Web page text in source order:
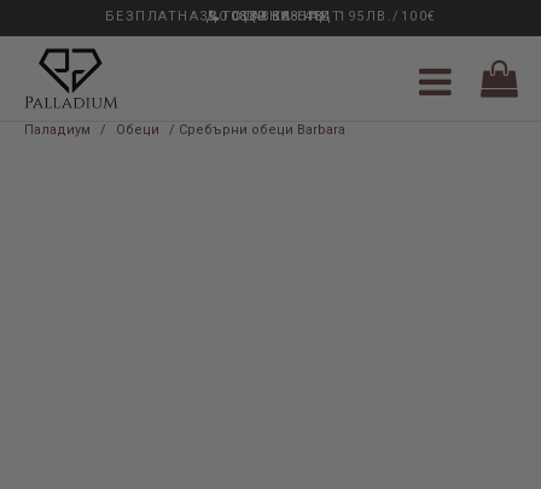
33 ГОДИНИ ОПИТ
БЕЗПЛАТНА ДОСТАВКА НАД 195ЛВ./100€
0889 888 484
Паладиум / Обеци / Сребърни обеци Barbara